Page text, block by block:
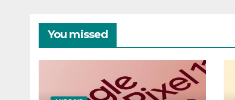
You missed